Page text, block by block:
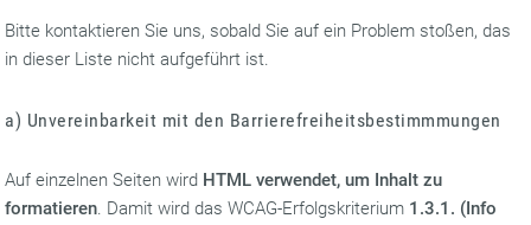
Bitte kontaktieren Sie uns, sobald Sie auf ein Problem stoßen, das
in dieser Liste nicht aufgeführt ist.
a) Unvereinbarkeit mit den Barrierefreiheitsbestimmmungen
Auf einzelnen Seiten wird HTML verwendet, um Inhalt zu
formatieren. Damit wird das WCAG-Erfolgskriterium 1.3.1. (Info